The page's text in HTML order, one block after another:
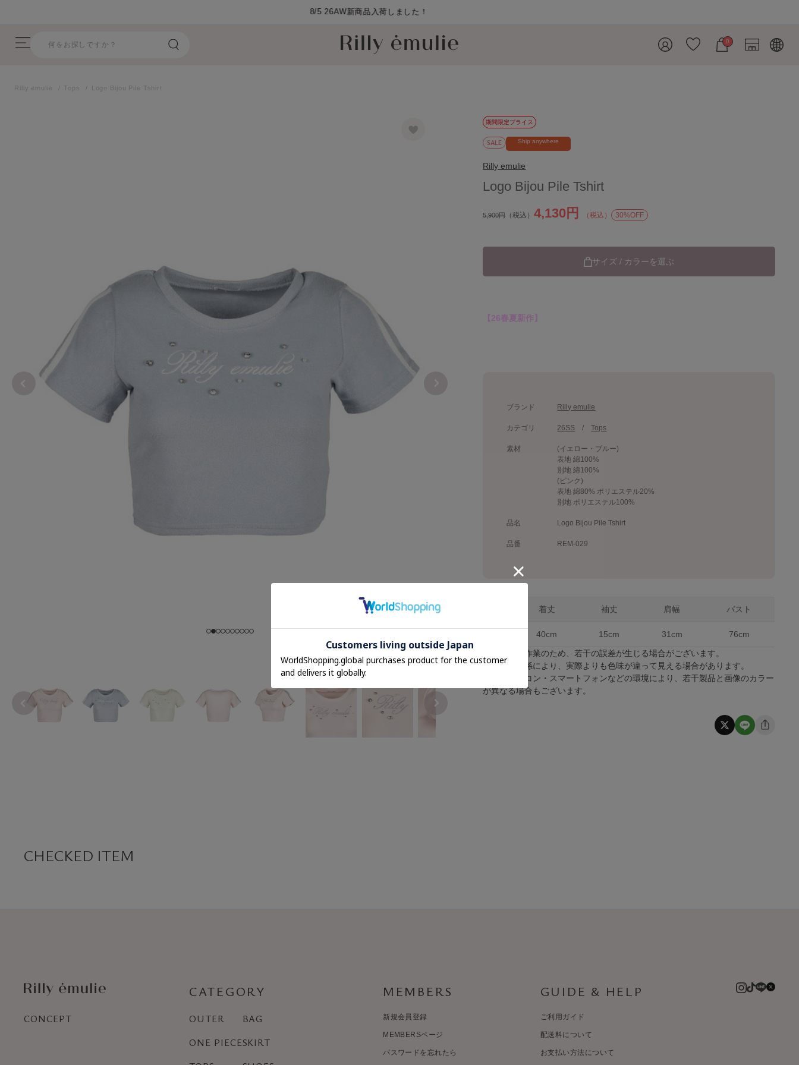
0
Rilly emulie Tops Logo Bijou Pile Tshirt
期間限定プライス
SALE Ship anywhere
Rilly emulie
Logo Bijou Pile Tshirt
5,900円（税込）4,130円 （税込） 30%OFF
サイズ / カラーを選ぶ
【26春夏新作】
ブランド Rilly emulie
カテゴリ 26SS Tops
素材
(イエロー・ブルー)
表地 綿100%
別地 綿100%
(ピンク)
表地 綿80% ポリエステル20%
別地 ポリエステル100%
品名 Logo Bijou Pile Tshirt
品番 REM-029
着丈 袖丈 肩幅 バスト
40cm 15cm 31cm
76cm
※採寸は手作業のため、若干の誤差が生じる場合がございます。
※照明の関係により、実際よりも色味が違って見える場合があります。
※またパソコン・スマートフォンなどの環境により、若干製品と画像のカラー
が異なる場合もございます。
CHECKED ITEM
CONCEPT
CATEGORY
OUTER
ONE PIECE
BAG
SKIRT
MEMBERS
新規会員登録
MEMBERSページ
パスワードを忘れたら
GUIDE & HELP
ご利用ガイド
配送料について
お支払い方法について